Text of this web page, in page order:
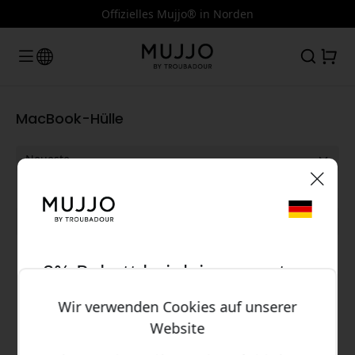
Offizielles Mujjo® in Norden
MacBook-Hülle
Alle Kategorien anzeigen
Wir haben keine Produkte gefunden, die
Ihrer Suche entsprechen
Wir verwenden Cookies auf unserer
Website
8% Rabatt bei deinem ersten
Kauf
Melden Sie sich an, um als Erste von neuen
Artikeln zu erfahren und 8% Rabatt zu erhalten
🎉 Dein Rabattcode:
Verwende diesen Code an der Kasse, um 8%